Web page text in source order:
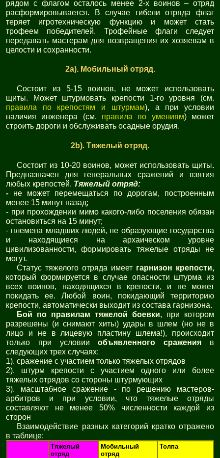
рядом с флагом осталось менее 2-х воинов – отряд
расформировывается. В случае гибели отряда флаг
теряет игротехническую функцию и может стать
трофеем победителей. Трофейные флаги следует
передавать мастерам для возвращения их хозяевам в
целости и сохранности.
2a). Мобильный отряд.
Состоит из 5-15 воинов, не может использовать
щиты. Может штурмовать крепости 1-го уровня (см.
правила по крепостям и штурмам), а при условии
наличия инженера (см. правила по умениям) может
строить дороги и обслуживать осадные орудия.
2b). Тяжелый отряд.
Состоит из 10-20 воинов, может использовать щиты.
Предназначен для генеральных сражений и взятия
любых крепостей. Тяжелый отряд:
- не может перемещаться по дорогам, построенным
менее 15 минут назад;
- при прохождении мимо какого-либо поселения обязан
остановиться на 15 минут;
- племена младших людей, не образующие государства
и находящиеся на архаическом уровне
цивилизованности, формировать тяжелые отряды не
могут.
Статус тяжелого отряда имеет гарнизон крепости,
который формируется в случае опасности штурма из
всех воинов, находящихся в крепости, и не может
покидать ее. Любой воин, покидающий территорию
крепости, автоматически выходит из состава гарнизона.
Бой по правилам тяжелой боевки, при котором
разрешены (и снимают хиты) удары в шлем (но не в
лицо и не в лицевую пластину шлема!), происходит
только при условииобъявленного сражения в
следующих трех случаях:
1). сражение с участием только тяжелых отрядов
2). штурм крепости с участием одного или более
тяжелых отрядов со стороны штурмующих
3). масштабное сражение - по решению мастеров-
арбитров и при условии, что тяжелые отряды
составляют не менее 50% численности каждой из
сторон
Взаимодействие разных категорий кратко отражено
в таблице:
Тяжелый
отряд
Мобильный
отряд
Толпа